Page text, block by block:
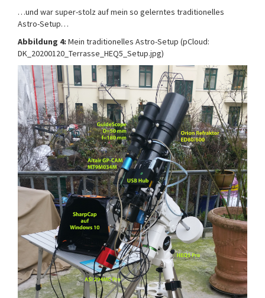
…und war super-stolz auf mein so gelerntes traditionelles
Astro-Setup…
Abbildung 4: Mein traditionelles Astro-Setup (pCloud:
DK_20200120_Terrasse_HEQ5_Setup.jpg)